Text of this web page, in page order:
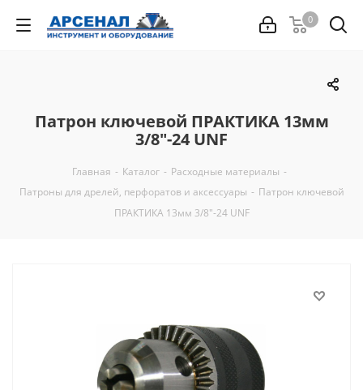
0
Патрон ключевой ПРАКТИКА 13мм
3/8"-24 UNF
Главная - Каталог - Расходные материалы -
Патроны для дрелей, перфоратов и аксессуары - Патрон ключевой
ПРАКТИКА 13мм 3/8"-24 UNF